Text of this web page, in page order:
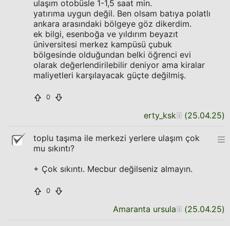
ulaşım otobüsle 1-1,5 saat min.
yatırıma uygun değil. Ben olsam batıya polatlı
ankara arasındaki bölgeye göz dikerdim.
ek bilgi, esenboğa ve yıldırım beyazıt
üniversitesi merkez kampüsü çubuk
bölgesinde olduğundan belki öğrenci evi
olarak değerlendirilebilir deniyor ama kiralar
maliyetleri karşılayacak güçte değilmiş.
0
erty_ksk (25.04.25)
toplu taşıma ile merkezi yerlere ulaşım çok
mu sıkıntı?
+ Çok sıkıntı. Mecbur değilseniz almayın.
0
Amaranta ursula (25.04.25)